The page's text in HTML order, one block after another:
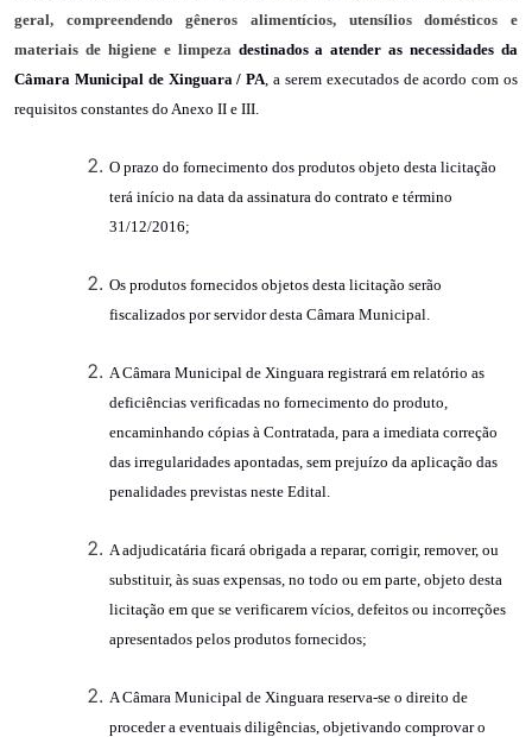
geral, compreendendo gêneros alimentícios, utensílios domésticos e
materiais de higiene e limpeza destinados a atender as necessidades da
Câmara Municipal de Xinguara / PA , a serem executados de acordo com os
requisitos constantes do Anexo II e III.
O prazo do fornecimento dos produtos objeto desta licitação
terá início na data da assinatura do contrato e término
31/12/2016;
Os produtos fornecidos objetos desta licitação serão
fiscalizados por servidor desta Câmara Municipal.
A Câmara Municipal de Xinguara registrará em relatório as
deficiências verificadas no fornecimento do produto,
encaminhando cópias à Contratada, para a imediata correção
das irregularidades apontadas, sem prejuízo da aplicação das
penalidades previstas neste Edital.
A adjudicatária ficará obrigada a reparar, corrigir, remover, ou
substituir, às suas expensas, no todo ou em parte, objeto desta
licitação em que se verificarem vícios, defeitos ou incorreções
apresentados pelos produtos fornecidos;
A Câmara Municipal de Xinguara reserva-se o direito de
proceder a eventuais diligências, objetivando comprovar o